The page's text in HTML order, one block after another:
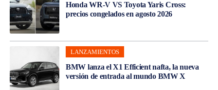
Honda WR-V VS Toyota Yaris Cross:
precios congelados en agosto 2026
LANZAMIENTOS
BMW lanza el X1 Efficient nafta, la nueva
versión de entrada al mundo BMW X